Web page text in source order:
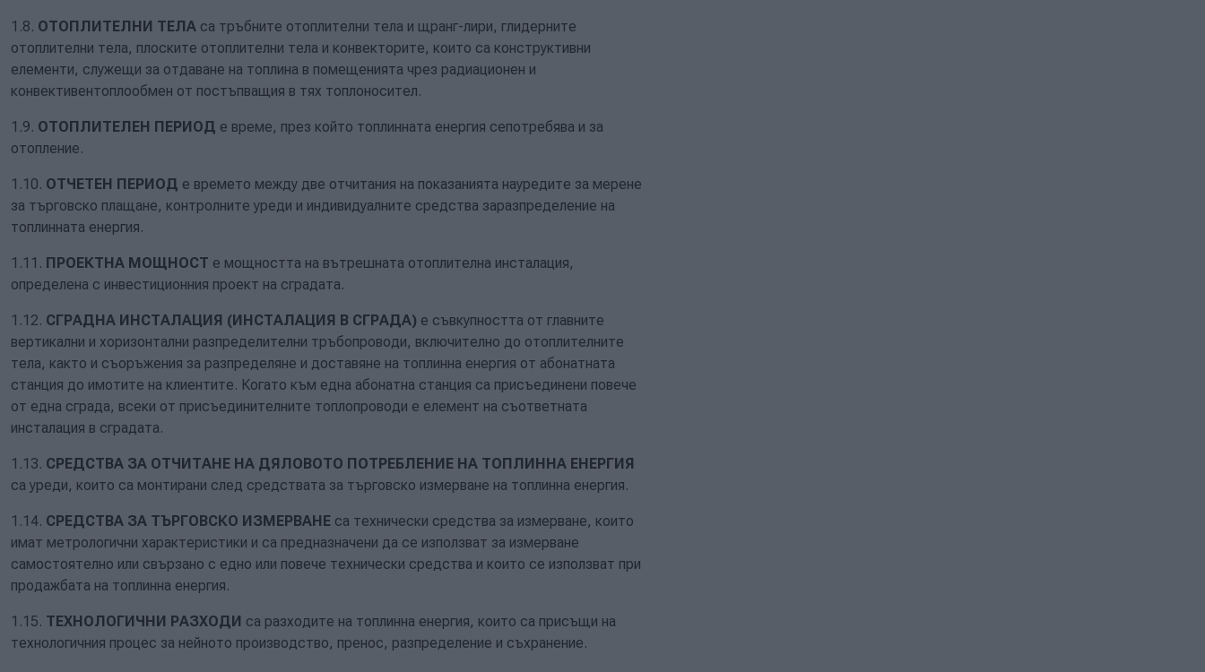
1.8. ОТОПЛИТЕЛНИ ТЕЛА са тръбните отоплителни тела и щранг-лири, глидерните
отоплителни тела, плоските отоплителни тела и конвекторите, които са конструктивни
елементи, служещи за отдаване на топлина в помещенията чрез радиационен и
конвективентоплообмен от постъпващия в тях топлоносител.
1.9. ОТОПЛИТЕЛЕН ПЕРИОД е време, през който топлинната енергия сепотребява и за
отопление.
1.10. ОТЧЕТЕН ПЕРИОД е времето между две отчитания на показанията науредите за мерене
за търговско плащане, контролните уреди и индивидуалните средства заразпределение на
топлинната енергия.
1.11. ПРОЕКТНА МОЩНОСТ е мощността на вътрешната отоплителна инсталация,
определена с инвестиционния проект на сградата.
1.12. СГРАДНА ИНСТАЛАЦИЯ (ИНСТАЛАЦИЯ В СГРАДА) е съвкупността от главните
вертикални и хоризонтални разпределителни тръбопроводи, включително до отоплителните
тела, както и съоръжения за разпределяне и доставяне на топлинна енергия от абонатната
станция до имотите на клиентите. Когато към една абонатна станция са присъединени повече
от една сграда, всеки от присъединителните топлопроводи е елемент на съответната
инсталация в сградата.
1.13. СРЕДСТВА ЗА ОТЧИТАНЕ НА ДЯЛОВОТО ПОТРЕБЛЕНИЕ НА ТОПЛИННА ЕНЕРГИЯ
са уреди, които са монтирани след средствата за търговско измерване на топлинна енергия.
1.14. СРЕДСТВА ЗА ТЪРГОВСКО ИЗМЕРВАНЕ са технически средства за измерване, които
имат метрологични характеристики и са предназначени да се използват за измерване
самостоятелно или свързано с едно или повече технически средства и които се използват при
продажбата на топлинна енергия.
1.15. ТЕХНОЛОГИЧНИ РАЗХОДИ са разходите на топлинна енергия, които са присъщи на
технологичния процес за нейното производство, пренос, разпределение и съхранение.